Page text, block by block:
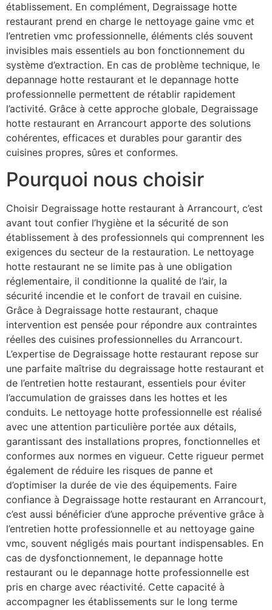
établissement. En complément, Degraissage hotte
restaurant prend en charge le nettoyage gaine vmc et
l’entretien vmc professionnelle, éléments clés souvent
invisibles mais essentiels au bon fonctionnement du
système d’extraction. En cas de problème technique, le
depannage hotte restaurant et le depannage hotte
professionnelle permettent de rétablir rapidement
l’activité. Grâce à cette approche globale, Degraissage
hotte restaurant en Arrancourt apporte des solutions
cohérentes, efficaces et durables pour garantir des
cuisines propres, sûres et conformes.
Pourquoi nous choisir
Choisir Degraissage hotte restaurant à Arrancourt, c’est
avant tout confier l’hygiène et la sécurité de son
établissement à des professionnels qui comprennent les
exigences du secteur de la restauration. Le nettoyage
hotte restaurant ne se limite pas à une obligation
réglementaire, il conditionne la qualité de l’air, la
sécurité incendie et le confort de travail en cuisine.
Grâce à Degraissage hotte restaurant, chaque
intervention est pensée pour répondre aux contraintes
réelles des cuisines professionnelles du Arrancourt.
L’expertise de Degraissage hotte restaurant repose sur
une parfaite maîtrise du degraissage hotte restaurant et
de l’entretien hotte restaurant, essentiels pour éviter
l’accumulation de graisses dans les hottes et les
conduits. Le nettoyage hotte professionnelle est réalisé
avec une attention particulière portée aux détails,
garantissant des installations propres, fonctionnelles et
conformes aux normes en vigueur. Cette rigueur permet
également de réduire les risques de panne et
d’optimiser la durée de vie des équipements. Faire
confiance à Degraissage hotte restaurant en Arrancourt,
c’est aussi bénéficier d’une approche préventive grâce à
l’entretien hotte professionnelle et au nettoyage gaine
vmc, souvent négligés mais pourtant indispensables. En
cas de dysfonctionnement, le depannage hotte
restaurant ou le depannage hotte professionnelle est
pris en charge avec réactivité. Cette capacité à
accompagner les établissements sur le long terme